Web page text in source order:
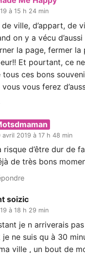
à 15 h 24 min
de ville, d’appart, de
on y a vécu
la page, fermer la
Et pourtant, ce
tous ces bons
vous ferez
avril 2019 à 17 h 48 min
risque d’être dur de
de très bons
soizic
à 18 h 29 min
je n arriverais
ne suis qu à 30
ville , un bout de